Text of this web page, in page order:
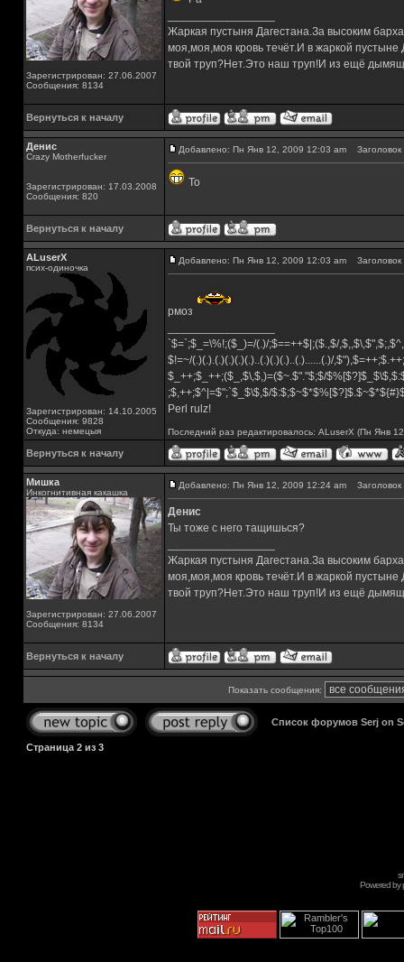
Зарегистрирован: 27.06.2007
Сообщения: 8134
Жаркая пустыня Дагестана.За высоким
моя,моя,моя кровь течёт.И в жаркой
твой труп?Нет.Это наш труп!И из ещё
Вернуться к началу
Денис
Crazy Motherfucker
Зарегистрирован: 17.03.2008
Сообщения: 820
Добавлено: Пн Янв 12, 2009 12:03 am
То
Вернуться к началу
ALuserX
псих-одиночка
Зарегистрирован: 14.10.2005
Сообщения: 9828
Откуда: немецыя
Добавлено: Пн Янв 12, 2009 12:03 am
рмоз
`$=`;$_=\%!;($_)=/(.)/;$==++$|;($.,$/
$!=~/(.)(.).(.)(.)(.)(.)..(.)(.)(.)..(.)......(.)/
$_++;$_++;($_,$\,$,)=($~.$"."$;$/
;$,++;$^|=$";`$_$\$,$/
Perl rulz!
Последний раз редактировалось: ALuserX (Пн Янв
Вернуться к началу
Мишка
Инкогнитивная какашка
Зарегистрирован: 27.06.2007
Сообщения: 8134
Добавлено: Пн Янв 12, 2009 12:24 am
Денис
Ты тоже с него тащишься?
Жаркая пустыня Дагестана.За высоким
моя,моя,моя кровь течёт.И в жаркой
твой труп?Нет.Это наш труп!И из ещё
Вернуться к началу
Показать сообщения:
Список форумов Serj on
Страница 2 из 3
Powered by